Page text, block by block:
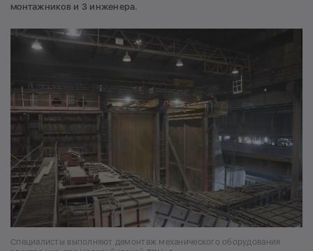
монтажников и 3 инженера.
Специалисты выполняют демонтаж механического оборудования